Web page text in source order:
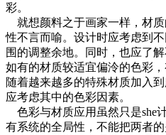
彩。
就想颜料之于画家一样，材
性不言而喻。设计时应考虑到
围的调整余地。同时，也应了
如有的材质较适宜偏泠的色彩
随着越来越多的特殊材质加入
应考虑其中的色彩因素。
色彩与材质应用虽然只是she
有系统的全局性，不能把两者